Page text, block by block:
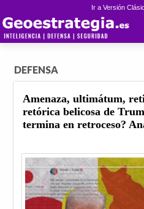
Ir a Versión
DEFENSA
Amenaza, ultimátum,
retórica belicosa de
termina en retroceso?